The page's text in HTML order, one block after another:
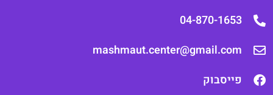
04-870-1653
mashmaut.center@gmail.com
פייסבוק